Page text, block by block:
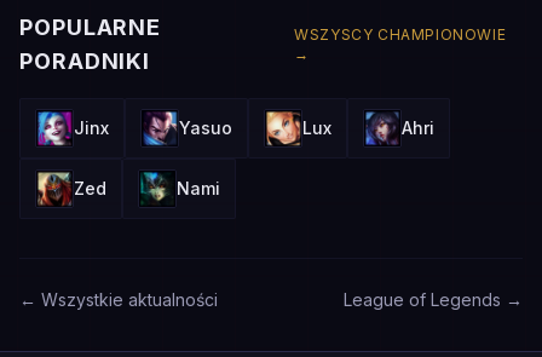
POPULARNE
PORADNIKI
WSZYSCY CHAMPIONOWIE
→
Jinx Yasuo Lux Ahri
Zed Nami
← Wszystkie aktualności League of Legends →